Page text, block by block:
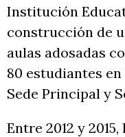
Institución
construcción de
aulas adosadas
80 estudiantes
Sede Principal y
Entre 2012 y